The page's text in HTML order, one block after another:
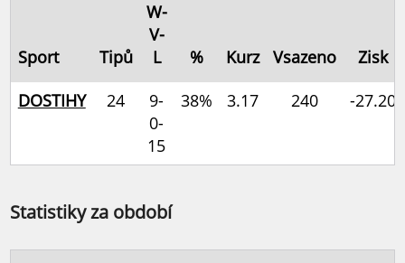
Sport Tipů
W-
V-
L
% Kurz Vsazeno
Zisk
DOSTIHY
24
9-
0-
15
38% 3.17 240 -27.20
Statistiky za období